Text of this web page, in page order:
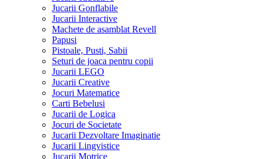
Jucarii Gonflabile
Jucarii Interactive
Machete de asamblat Revell
Papusi
Pistoale, Pusti, Sabii
Seturi de joaca pentru copii
Jucarii LEGO
Jucarii Creative
Jocuri Matematice
Carti Bebelusi
Jucarii de Logica
Jocuri de Societate
Jucarii Dezvoltare Imaginatie
Jucarii Lingvistice
Jucarii Motrice